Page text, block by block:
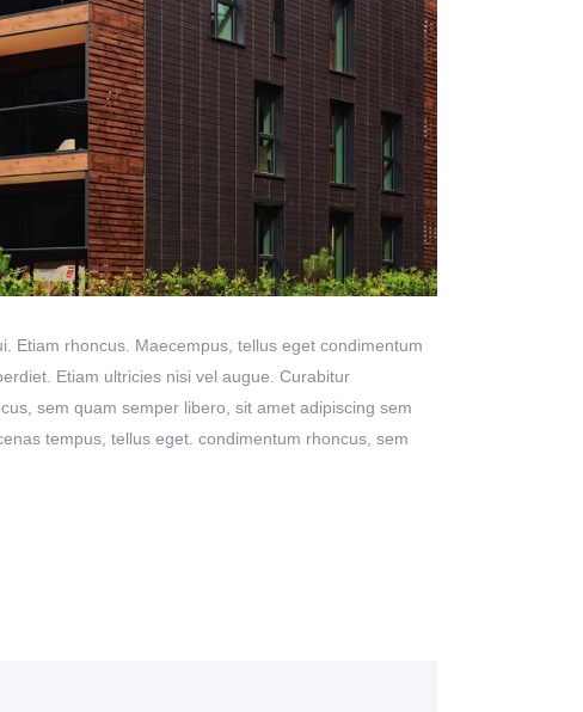
Etiam rhoncus. Maecempus, tellus eget condimentum
Etiam ultricies nisi vel augue. Curabitur
sem quam semper libero, sit amet adipiscing sem
tempus, tellus eget. condimentum rhoncus, sem